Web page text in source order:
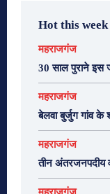
Hot this week
महराजगंज
30 साल पुराने इस
महराजगंज
बेलवा बुर्जुग गांव
महराजगंज
तीन अंतरजनपदीय